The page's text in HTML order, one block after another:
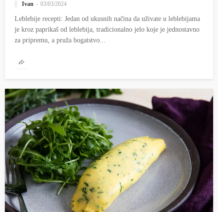
Ivan 03/03/2024
Leblebije recepti: Jedan od ukusnih načina da uživate u leblebijama
je kroz paprikaš od leblebija, tradicionalno jelo koje je jednostavno
za pripremu, a pruža bogatstvo...